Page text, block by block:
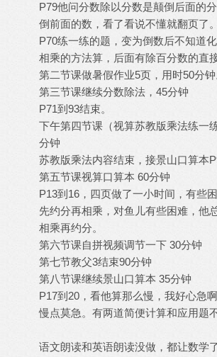
P79他问分数除以分数是颠倒后面的
倒前面的数，看了看说不懂就翻页了。
P70练一练的题，变为倒数后不知道
相乘的方法算，后面有除百分数的直
第二节课做暑假作业5页，用时50分钟
第三节课继续分数除法，45分钟
P71到93结束。
下午第四节课（视算苏教版乘法练一
分钟
苏教版乘法内容结束，接景山口算本
第五节课视算口算本 60分钟
P13到16，四页做了一小时间，有些
先约分再相乘，对鱼儿有些困难，他
相乘再约分。
第六节课自拼视频调节一下 30分钟
第七节教父3结束90分钟
第八节课继续景山口算本 35分钟
P17到20，看他算那么慢，我好心急
慢点莫急。有两道简便计算和应用题
语文朗读和英语朗读没做，都让数学